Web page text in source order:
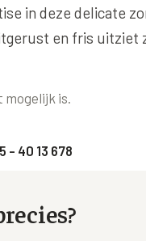
Ingevallen slapen
in deze delicate
en fris uitziet
mogelijk is.
- 40 13 678